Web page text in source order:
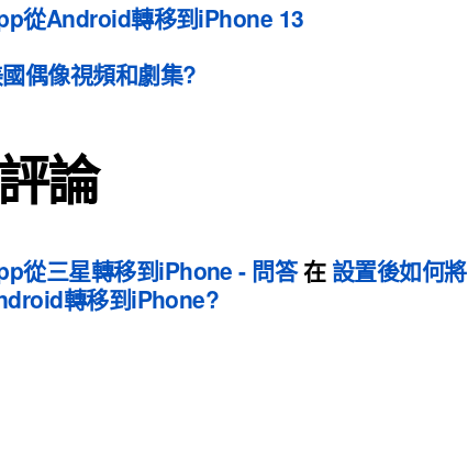
從Android轉移到iPhone 13
偶像視頻和劇集?
論
從三星轉移到iPhone - 問答在 設置後如何將
轉移到iPhone?